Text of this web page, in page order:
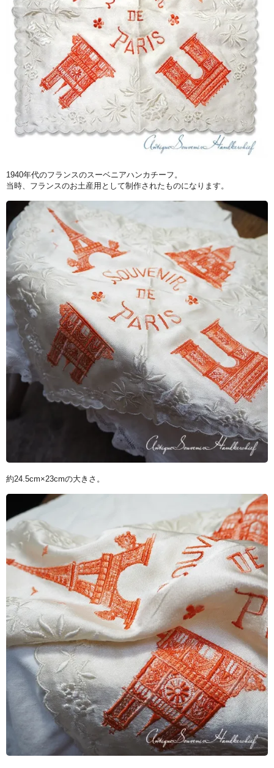
1940年代のフランスのスーベニアハンカチーフ。
当時、フランスのお土産用として制作されたものになります。
約24.5cm×23cmの大きさ。